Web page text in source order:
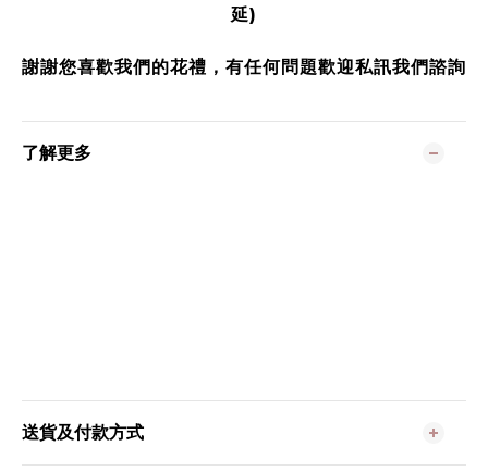
延)
謝謝您喜歡我們的花禮，有任何問題歡迎私訊我們諮詢
了解更多
送貨及付款方式